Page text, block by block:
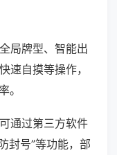
局牌型、智能出
速自摸等操作，
。
通过第三方软件
封号”等功能，部